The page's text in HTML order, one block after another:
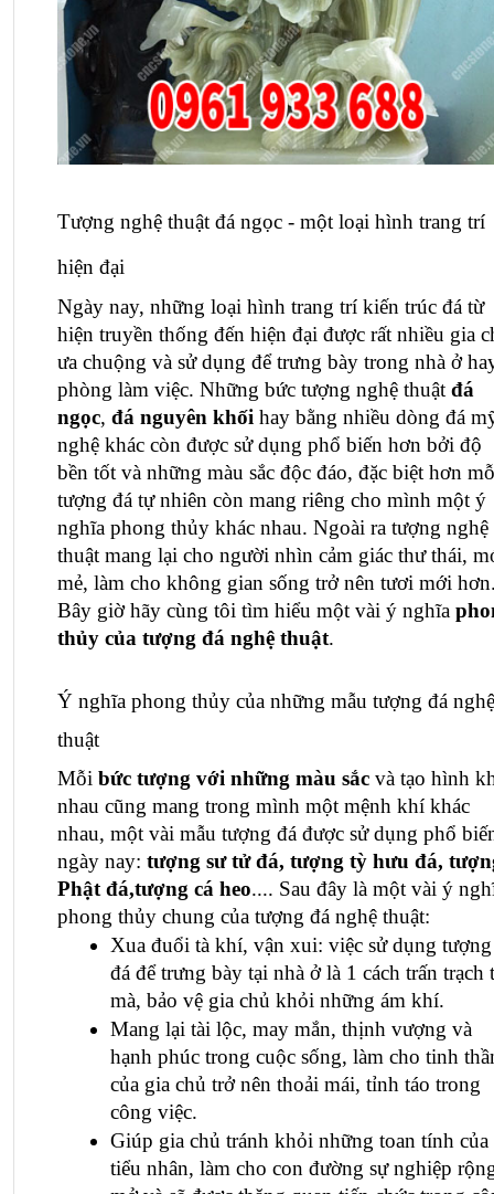
Tượng nghệ thuật đá ngọc - một loại hình trang trí
hiện đại
Ngày nay, những loại hình trang trí kiến trúc đá từ
hiện truyền thống đến hiện đại được rất nhiều gia
ưa chuộng và sử dụng để trưng bày trong nhà ở
phòng làm việc. Những bức tượng nghệ thuật đá
ngọc, đá nguyên khối hay bằng nhiều dòng đá
nghệ khác còn được sử dụng phổ biến hơn bởi độ
bền tốt và những màu sắc độc đáo, đặc biệt hơn
tượng đá tự nhiên còn mang riêng cho mình một ý
nghĩa phong thủy khác nhau. Ngoài ra tượng nghệ
thuật mang lại cho người nhìn cảm giác thư thái,
mẻ, làm cho không gian sống trở nên tươi mới
Bây giờ hãy cùng tôi tìm hiểu một vài ý nghĩa
thủy của tượng đá nghệ thuật.
Ý nghĩa phong thủy của những mẫu tượng đá nghệ
thuật
Mỗi bức tượng với những màu sắc và tạo hình
nhau cũng mang trong mình một mệnh khí khác
nhau, một vài mẫu tượng đá được sử dụng phổ
ngày nay: tượng sư tử đá, tượng tỳ hưu đá,
Phật đá,tượng cá heo.... Sau đây là một vài ý
phong thủy chung của tượng đá nghệ thuật:
Xua đuổi tà khí, vận xui: việc sử dụng tượng
đá để trưng bày tại nhà ở là 1 cách trấn trạch
mà, bảo vệ gia chủ khỏi những ám khí.
Mang lại tài lộc, may mắn, thịnh vượng và
hạnh phúc trong cuộc sống, làm cho tinh
của gia chủ trở nên thoải mái, tỉnh táo trong
công việc.
Giúp gia chủ tránh khỏi những toan tính của
tiểu nhân, làm cho con đường sự nghiệp